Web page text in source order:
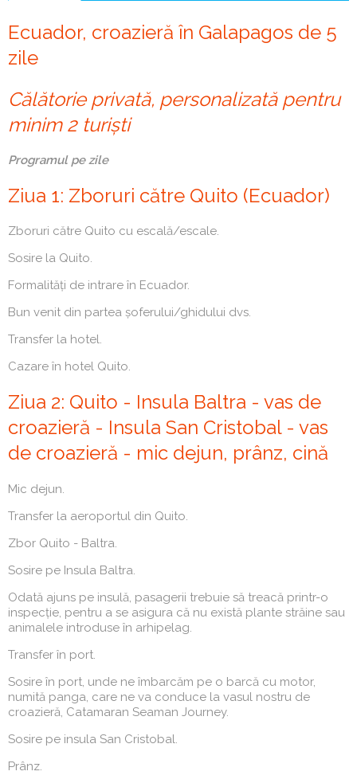
Ecuador, croazieră în Galapagos de 5
zile
Călătorie privată, personalizată pentru
minim 2 turiști
Programul pe zile
Ziua 1: Zboruri către Quito (Ecuador)
Zboruri către Quito cu escală/escale.
Sosire la Quito.
Formalități de intrare în Ecuador.
Bun venit din partea șoferului/ghidului dvs.
Transfer la hotel.
Cazare în hotel Quito.
Ziua 2: Quito - Insula Baltra - vas de
croazieră - Insula San Cristobal - vas
de croazieră - mic dejun, prânz, cină
Mic dejun.
Transfer la aeroportul din Quito.
Zbor Quito - Baltra.
Sosire pe Insula Baltra.
Odată ajuns pe insulă, pasagerii trebuie să treacă printr-o
inspecție, pentru a se asigura că nu există plante străine sau
animalele introduse în arhipelag.
Transfer în port.
Sosire în port, unde ne îmbarcăm pe o barcă cu motor,
numită panga, care ne va conduce la vasul nostru de
croazieră, Catamaran Seaman Journey.
Sosire pe insula San Cristobal.
Prânz.